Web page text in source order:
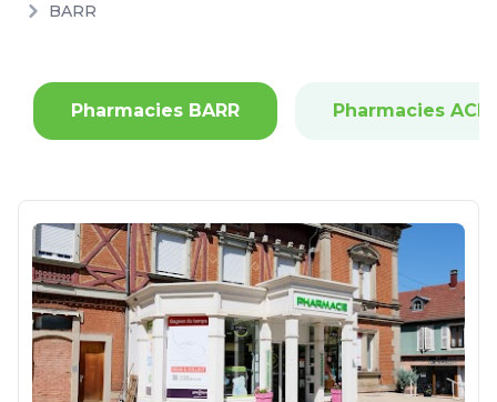
BARR
Pharmacies BARR Pharmacies